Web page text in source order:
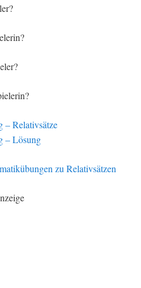
– Relativsätze
– Lösung
zu Relativsätzen